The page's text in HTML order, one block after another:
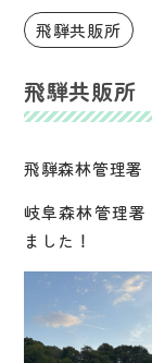
飛騨共販所
飛騨共販所
飛騨森林管理署
岐阜森林管理
ました！